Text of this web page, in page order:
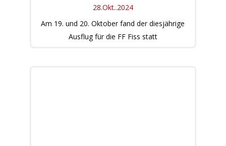
28.Okt..2024
Am 19. und 20. Oktober fand der diesjährige
Ausflug für die FF Fiss statt